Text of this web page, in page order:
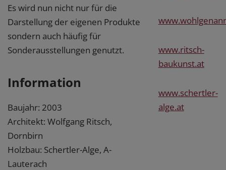
Es wird nun nicht nur für die
Darstellung der eigenen Produkte
sondern auch häufig für
Sonderausstellungen genutzt.
Information
Baujahr: 2003
Architekt: Wolfgang Ritsch,
Dornbirn
Holzbau: Schertler-Alge, A-
Lauterach
www.ritsch-
baukunst.at
www.schertler-
alge.at